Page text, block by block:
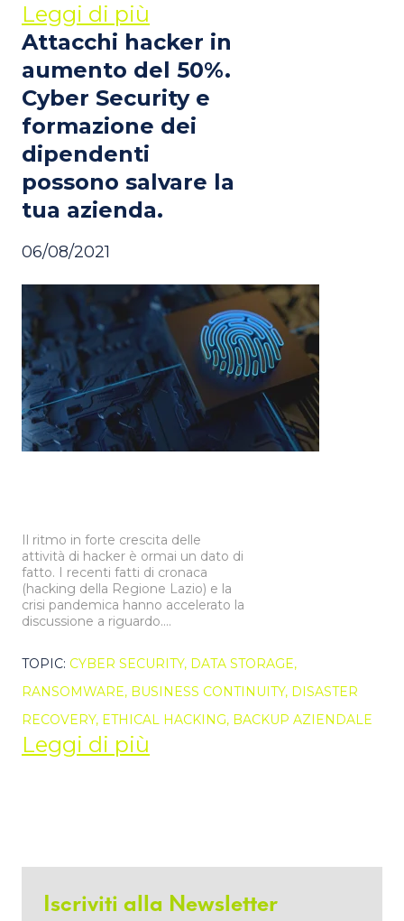
Leggi di più
Attacchi hacker in
aumento del 50%.
Cyber Security e
formazione dei
dipendenti
possono salvare la
tua azienda.
06/08/2021
Il ritmo in forte crescita delle
attività di hacker è ormai un dato di
fatto. I recenti fatti di cronaca
(hacking della Regione Lazio) e la
crisi pandemica hanno accelerato la
discussione a riguardo....
TOPIC: CYBER SECURITY, DATA STORAGE,
RANSOMWARE, BUSINESS CONTINUITY, DISASTER
RECOVERY, ETHICAL HACKING, BACKUP AZIENDALE
Leggi di più
Iscriviti alla Newsletter